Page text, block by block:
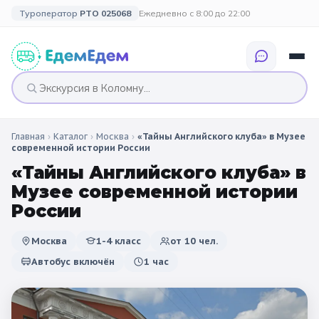
Туроператор РТО 025068 Ежедневно с 8:00 до 22:00
🎉 ПО ПРАЗДНИКАМ
Все праздники
🔔 1 сентября
🎄 Новогодние
🥞 Масленица
🗓️ ПО КАНИКУЛАМ
🍂 Осенние
🌸 Весенние
🗓️ ПО ДЛИТЕЛЬНОСТИ
Однодневные
2 дня / 1 ночь
3 дня и больше
🎉 СОБЫТИЙНЫЕ
🍂 Осенние
каникулы
туры
🎓 Выпускные
Главная › Каталог › Москва › «Тайны Английского клуба» в Музее
современной истории России
«Тайны Английского клуба» в
Музее современной истории
России
Москва 1-4 класс от 10 чел.
Автобус включён
1 час